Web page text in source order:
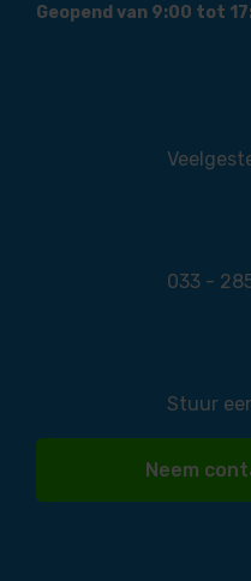
Geopend van 9:00 tot
033 -
Stuur
Neem